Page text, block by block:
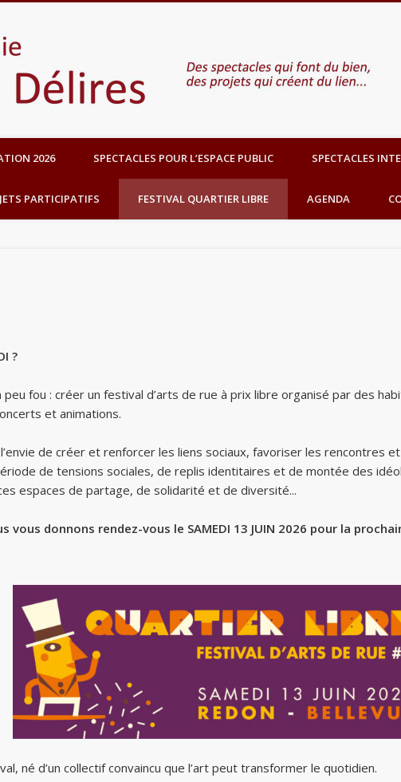
du lien
2026 SPECTACLES POUR L’ESPACE PUBLIC SPECTACLES
PARTICIPATIFS FESTIVAL QUARTIER LIBRE AGENDA
?
peu fou : créer un festival d’arts de rue à prix libre organisé par des
et animations.
de créer et renforcer les liens sociaux, favoriser les rencontres
de tensions sociales, de replis identitaires et de montée des
espaces de partage, de solidarité et de diversité...
vous donnons rendez-vous le SAMEDI 13 JUIN 2026 pour la
né d’un collectif convaincu que l’art peut transformer le quotidien.